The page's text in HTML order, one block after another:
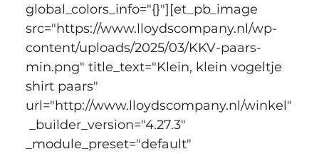
global_colors_info="{}"][et_pb_image
src="https://www.lloydscompany.nl/wp-
content/uploads/2025/03/KKV-paars-
min.png" title_text="Klein, klein vogeltje
shirt paars"
url="http://www.lloydscompany.nl/winkel"
_builder_version="4.27.3"
_module_preset="default"